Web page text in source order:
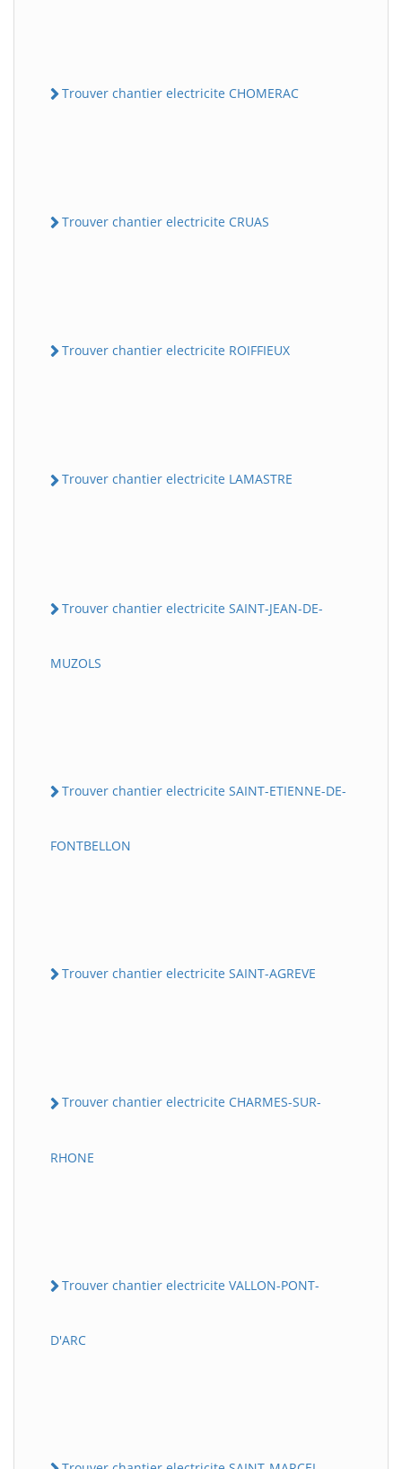
Trouver chantier electricite CHOMERAC
Trouver chantier electricite CRUAS
Trouver chantier electricite ROIFFIEUX
Trouver chantier electricite LAMASTRE
Trouver chantier electricite SAINT-JEAN-DE-
MUZOLS
Trouver chantier electricite SAINT-ETIENNE-DE-
FONTBELLON
Trouver chantier electricite SAINT-AGREVE
Trouver chantier electricite CHARMES-SUR-
RHONE
Trouver chantier electricite VALLON-PONT-
D'ARC